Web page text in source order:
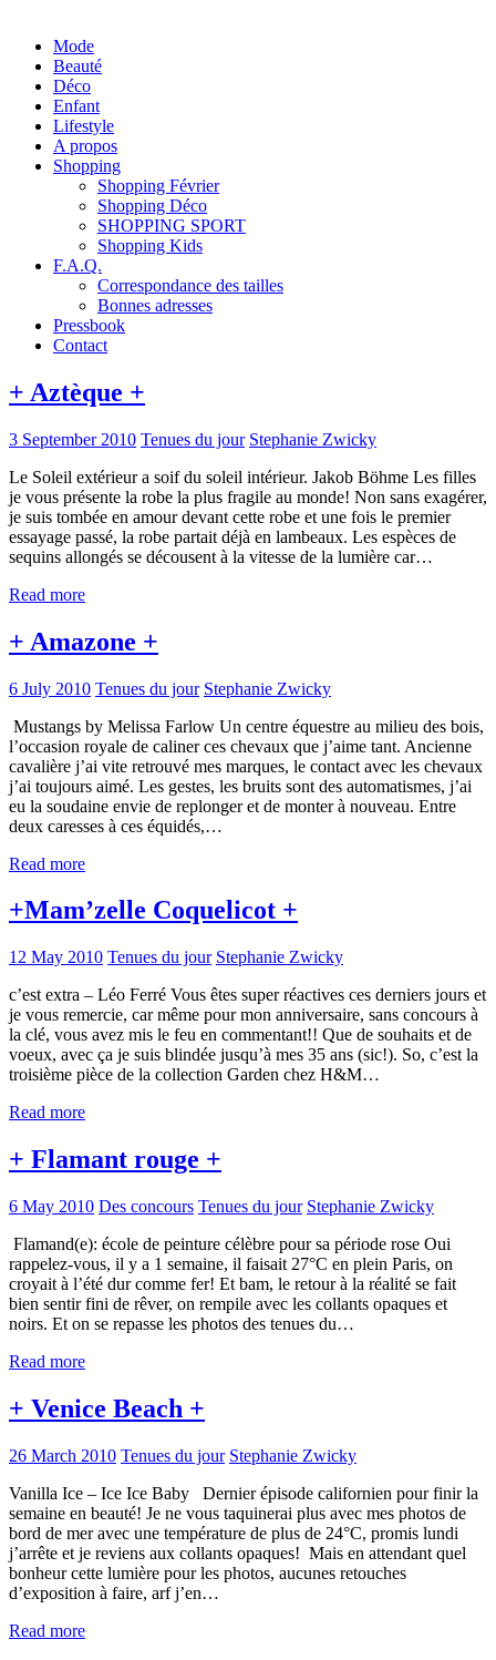
Mode
Beauté
Déco
Enfant
Lifestyle
A propos
Shopping
Shopping Février
Shopping Déco
SHOPPING SPORT
Shopping Kids
F.A.Q.
Correspondance des tailles
Bonnes adresses
Pressbook
Contact
+ Aztèque +
3 September 2010 Tenues du jour Stephanie Zwicky
Le Soleil extérieur a soif du soleil intérieur. Jakob Böhme Les filles
je vous présente la robe la plus fragile au monde! Non sans exagérer,
je suis tombée en amour devant cette robe et une fois le premier
essayage passé, la robe partait déjà en lambeaux. Les espèces de
sequins allongés se décousent à la vitesse de la lumière car…
Read more
+ Amazone +
6 July 2010 Tenues du jour Stephanie Zwicky
Mustangs by Melissa Farlow Un centre équestre au milieu des bois,
l’occasion royale de caliner ces chevaux que j’aime tant. Ancienne
cavalière j’ai vite retrouvé mes marques, le contact avec les chevaux
j’ai toujours aimé. Les gestes, les bruits sont des automatismes, j’ai
eu la soudaine envie de replonger et de monter à nouveau. Entre
deux caresses à ces équidés,…
Read more
+Mam’zelle Coquelicot +
12 May 2010 Tenues du jour Stephanie Zwicky
c’est extra – Léo Ferré Vous êtes super réactives ces derniers jours et
je vous remercie, car même pour mon anniversaire, sans concours à
la clé, vous avez mis le feu en commentant!! Que de souhaits et de
voeux, avec ça je suis blindée jusqu’à mes 35 ans (sic!). So, c’est la
troisième pièce de la collection Garden chez H&M…
Read more
+ Flamant rouge +
6 May 2010 Des concours Tenues du jour Stephanie Zwicky
Flamand(e): école de peinture célèbre pour sa période rose Oui
rappelez-vous, il y a 1 semaine, il faisait 27°C en plein Paris, on
croyait à l’été dur comme fer! Et bam, le retour à la réalité se fait
bien sentir fini de rêver, on rempile avec les collants opaques et
noirs. Et on se repasse les photos des tenues du…
Read more
+ Venice Beach +
26 March 2010 Tenues du jour Stephanie Zwicky
Vanilla Ice – Ice Ice Baby Dernier épisode californien pour finir la
semaine en beauté! Je ne vous taquinerai plus avec mes photos de
bord de mer avec une température de plus de 24°C, promis lundi
j’arrête et je reviens aux collants opaques! Mais en attendant quel
bonheur cette lumière pour les photos, aucunes retouches
d’exposition à faire, arf j’en…
Read more